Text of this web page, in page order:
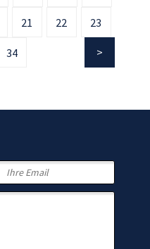
21 22 23
34